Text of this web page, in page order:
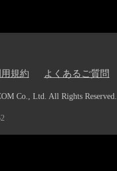
規約 よくあるご質問
Co., Ltd. All Rights Reserved.